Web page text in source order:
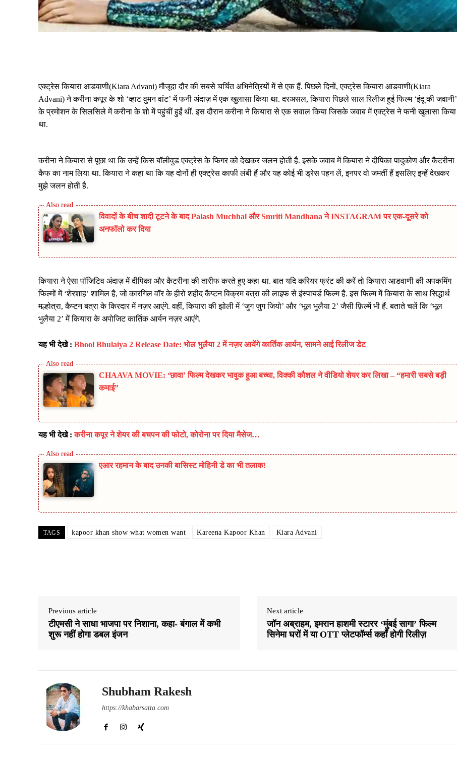
एक्ट्रेस कियारा आडवाणी(Kiara Advani) मौजूदा दौर की सबसे चर्चित अभिनेत्रियों में से एक हैं. पिछले दिनों, एक्ट्रेस कियारा आडवाणी(Kiara
Advani) ने करीना कपूर के शो ‘व्हाट वुमन वांट’ में फनी अंदाज़ में एक खुलासा किया था. दरअसल, कियारा पिछले साल रिलीज हुई फिल्म ‘इंदू की जवानी’
के प्रमोशन के सिलसिले में करीना के शो में पहुंचीं हुईं थीं. इस दौरान करीना ने कियारा से एक सवाल किया जिसके जवाब में एक्ट्रेस ने फनी खुलासा किया
था.
करीना ने कियारा से पूछा था कि उन्हें किस बॉलीवुड एक्ट्रेस के फिगर को देखकर जलन होती है. इसके जवाब में कियारा ने दीपिका पादुकोण और कैटरीना
कैफ का नाम लिया था. कियारा ने कहा था कि यह दोनों ही एक्ट्रेस काफी लंबी हैं और यह कोई भी ड्रेस पहन लें, इनपर वो जमतीं हैं इसलिए इन्हें देखकर
मुझे जलन होती है.
विवादों के बीच शादी टूटने के बाद Palash Muchhal और Smriti Mandhana ने INSTAGRAM पर एक-दूसरे को
अनफॉलो कर दिया
कियारा ने ऐसा पॉजिटिव अंदाज़ में दीपिका और कैटरीना की तारीफ करते हुए कहा था. बात यदि करियर फ्रंट की करें तो कियारा आडवाणी की अपकमिंग
फिल्मों में ‘शेरशाह’ शामिल है, जो कारगिल वॉर के हीरो शहीद कैप्टन विक्रम बत्रा की लाइफ से इंस्पायर्ड फिल्म है. इस फिल्म में कियारा के साथ सिद्धार्थ
मल्होत्रा, कैप्टन बत्रा के किरदार में नज़र आएंगे. वहीं, कियारा की झोली में ‘जुग जुग जियो’ और ‘भूल भुलैया 2’ जैसी फ़िल्में भी हैं. बताते चलें कि ‘भूल
भुलैया 2’ में कियारा के अपोजिट कार्तिक आर्यन नज़र आएंगे.
यह भी देखे : Bhool Bhulaiya 2 Release Date: भोल भुलैया 2 में नज़र आयेंगे कार्तिक आर्यन, सामने आई रिलीज डेट
CHAAVA MOVIE: ‘छावा’ फिल्म देखकर भावुक हुआ बच्चा, विक्की कौशल ने वीडियो शेयर कर लिखा – “हमारी सबसे बड़ी
कमाई”
यह भी देखे :करीना कपूर ने शेयर की बचपन की फोटो, कोरोना पर दिया मैसेज…
एआर रहमान के बाद उनकी बासिस्ट मोहिनी डे का भी तलाक!
TAGS kapoor khan show what women want Kareena Kapoor Khan Kiara Advani
Previous article
टीएमसी ने साधा भाजपा पर निशाना, कहा- बंगाल में कभी
शुरू नहीं होगा डबल इंजन
Next article
जॉन अब्राहम, इमरान हाशमी स्टारर ‘मुंबई सागा’ फिल्म
सिनेमा घरों में या OTT प्लेटफॉर्म्स कहाँ होगी रिलीज़
Shubham Rakesh
https://khabarsatta.com